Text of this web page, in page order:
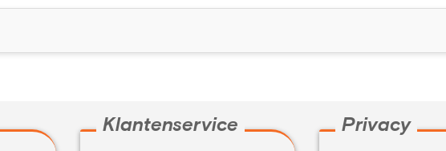
Klantenservice Privacy